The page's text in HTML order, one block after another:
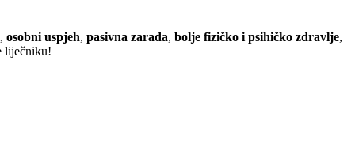
, osobni uspjeh, pasivna zarada, bolje fizičko i psihičko zdravlje,
liječniku!